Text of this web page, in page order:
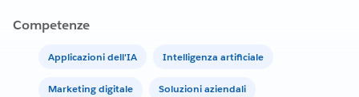
Competenze
Applicazioni dell'IA Intelligenza artificiale
Marketing digitale Soluzioni aziendali